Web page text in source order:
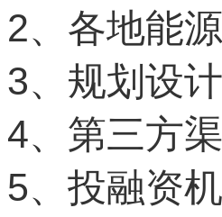
2、各地能
3、规划设
4、第三方
5、投融资机